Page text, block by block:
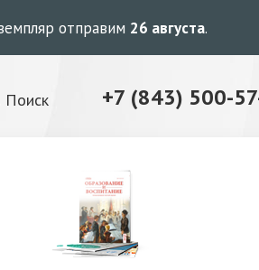
отправим 26 августа.
Поиск +7 (843) 500-